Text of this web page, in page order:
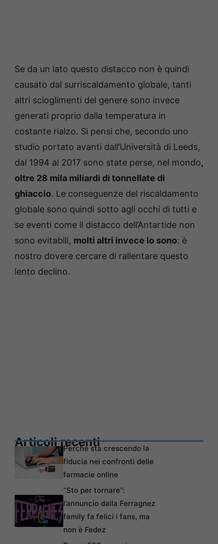
Se da un lato questo distacco non è quindi
causato dal surriscaldamento globale, tanti
altri scioglimenti del genere sono invece
generati proprio dalla temperatura in
costante rialzo. Si pensi che, secondo uno
studio portato avanti dall’Università di Leeds,
dal 1994 al 2017 sono state perse, nel mondo,
oltre 28 mila miliardi di tonnellate di
ghiaccio. Le conseguenze del riscaldamento
globale sono quindi sotto agli occhi di tutti e
se eventi come il distacco dell’Antartide non
sono evitabili, molti altri invece lo sono: è
nostro dovere cercare di rallentare questo
lento declino.
Articoli recentiPerché sta crescendo la
fiducia nei confronti delle
farmacie online
“Sto per tornare”:
l’annuncio dalla Ferragnez
family fa felici i fans, ma
non è Fedez